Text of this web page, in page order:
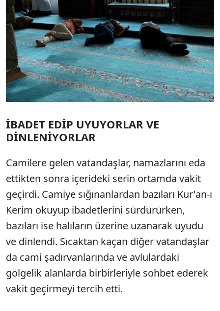
İBADET EDİP UYUYORLAR VE
DİNLENİYORLAR
Camilere gelen vatandaşlar, namazlarını eda
ettikten sonra içerideki serin ortamda vakit
geçirdi. Camiye sığınanlardan bazıları Kur'an-ı
Kerim okuyup ibadetlerini sürdürürken,
bazıları ise halıların üzerine uzanarak uyudu
ve dinlendi. Sıcaktan kaçan diğer vatandaşlar
da cami şadırvanlarında ve avlulardaki
gölgelik alanlarda birbirleriyle sohbet ederek
vakit geçirmeyi tercih etti.